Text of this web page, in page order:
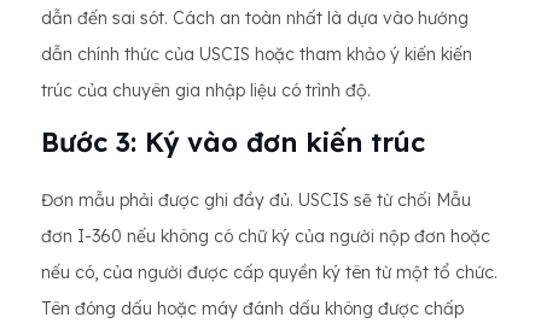
dẫn đến sai sót. Cách an toàn nhất là dựa vào hướng
dẫn chính thức của USCIS hoặc tham khảo ý kiến ​​kiến ​​
trúc của chuyên gia nhập liệu có trình độ.
Bước 3: Ký vào đơn kiến ​​trúc
Đơn mẫu phải được ghi đầy đủ. USCIS sẽ từ chối Mẫu
đơn I-360 nếu không có chữ ký của người nộp đơn hoặc
nếu có, của người được cấp quyền ký tên từ một tổ chức.
Tên đóng dấu hoặc máy đánh dấu không được chấp